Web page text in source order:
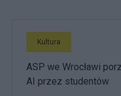
Kultura
ASP we Wrocławi
AI przez studentów